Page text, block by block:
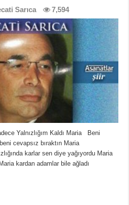
Sarıca 7,594
Yalnızlığım Kaldı Maria Beni
cevapsız bıraktın Maria
karlar sen diye yağıyordu Maria
kardan adamlar bile ağladı